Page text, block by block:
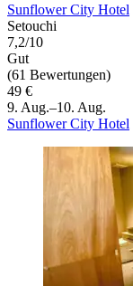
Sunflower City Hotel
Setouchi
7,2/10
Gut
(61 Bewertungen)
49 €
9. Aug.–10. Aug.
Sunflower City Hotel